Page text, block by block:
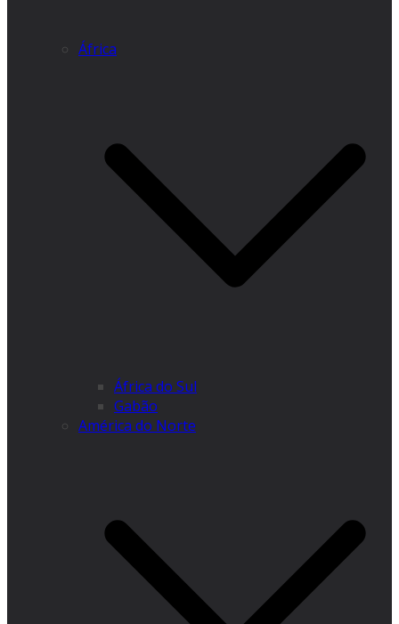
África
África do Sul
Gabão
América do Norte